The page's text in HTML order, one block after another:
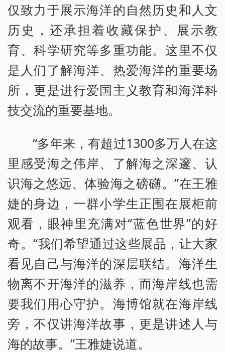
仅致力于展示海洋的自然历史和人文
历史，还承担着收藏保护、展示教
育、科学研究等多重功能。这里不仅
是人们了解海洋、热爱海洋的重要场
所，更是进行爱国主义教育和海洋科
技交流的重要基地。
“多年来，有超过1300多万人在这
里感受海之伟岸、了解海之深邃、认
识海之悠远、体验海之磅礴。”在王雅
婕的身边，一群小学生正围在展柜前
观看，眼神里充满对“蓝色世界”的好
奇。“我们希望通过这些展品，让大家
看见自己与海洋的深层联结。海洋生
物离不开海洋的滋养，而海岸线也需
要我们用心守护。海博馆就在海岸线
旁，不仅讲海洋故事，更是讲述人与
海的故事。”王雅婕说道。